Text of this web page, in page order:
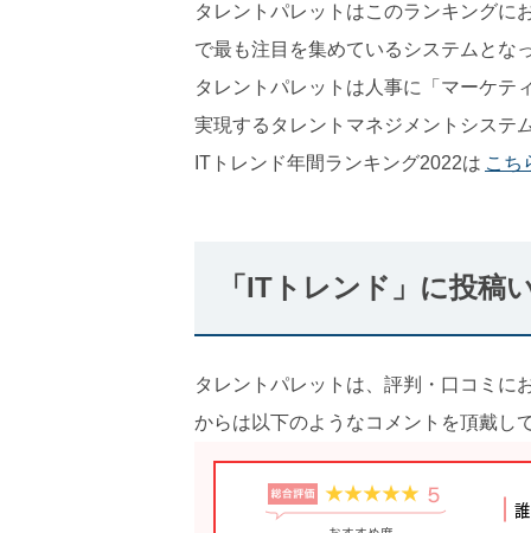
タレントパレットはこのランキングに
で最も注目を集めているシステムとな
タレントパレットは人事に「マーケテ
実現するタレントマネジメントシステ
ITトレンド年間ランキング2022は こち
「ITトレンド」に投稿
タレントパレットは、評判・口コミに
からは以下のようなコメントを頂戴し